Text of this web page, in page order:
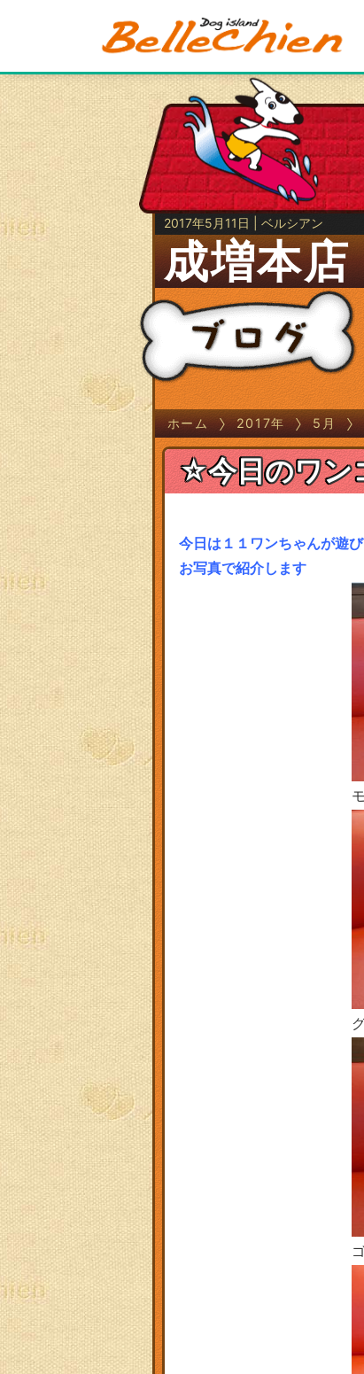
2017年5月11日 | ベルシアン
成増本店
ホーム 2017年 5月
☆今日のワ
今日は１１ワンちゃんが遊
お写真で紹介します